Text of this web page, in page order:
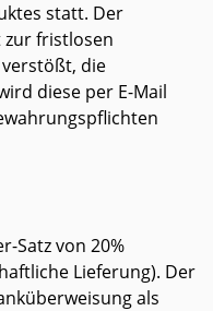
statt. Der
zur fristlosen
die
diese per E-Mail
Satz von 20%
Lieferung). Der
als